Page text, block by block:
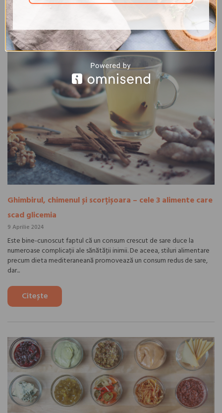
Ghimbirul, chimenul și scorțișoara – cele 3 alimente care
scad glicemia
9 Aprilie 2024
Este bine-cunoscut faptul că un consum crescut de sare duce la
numeroase complicații ale sănătății inimii. De aceea, stiluri alimentare
precum dieta mediteraneană promovează un consum redus de sare,
dar...
Citește